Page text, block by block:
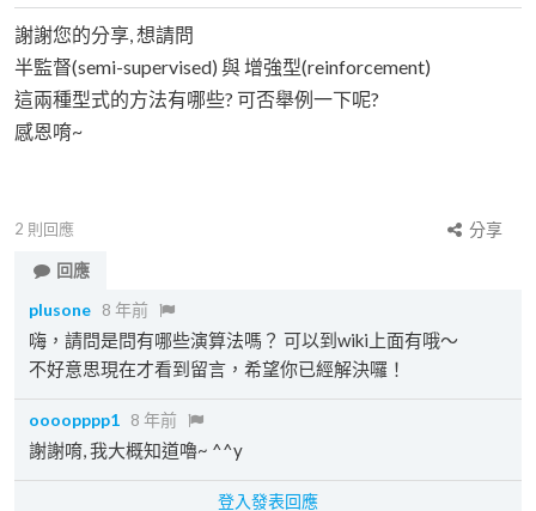
謝謝您的分享, 想請問
半監督(semi-supervised) 與 增強型(reinforcement)
這兩種型式的方法有哪些? 可否舉例一下呢?
感恩唷~
2 則回應
分享
回應
plusone 8 年前
嗨，請問是問有哪些演算法嗎？ 可以到wiki上面有哦～
不好意思現在才看到留言，希望你已經解決囉！
oooopppp1 8 年前
謝謝唷, 我大概知道嚕~ ^^y
登入發表回應